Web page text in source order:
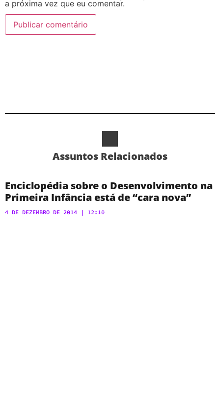
a próxima vez que eu comentar.
Assuntos Relacionados
Enciclopédia sobre o Desenvolvimento na
Primeira Infância está de “cara nova”
4 DE DEZEMBRO DE 2014 12:10